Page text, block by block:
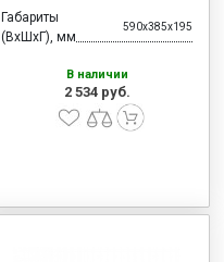
Габариты
(ВхШхГ), мм
590x385x195
В наличии
2 534 руб.